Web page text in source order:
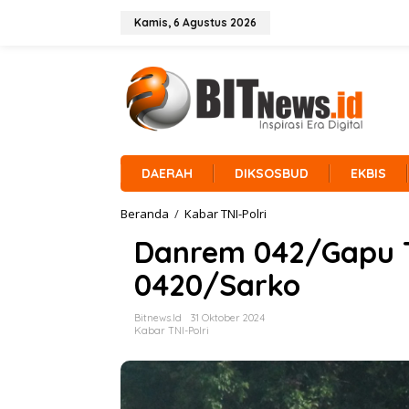
Kamis, 6 Agustus 2026
DAERAH DIKSOSBUD EKBIS
Beranda / Kabar TNI-Polri
n
r
e
m
/
a
Danrem 042/Gapu
0420/Sarko
Bitnews.id
31 Oktober 2024
Kabar TNI-Polri